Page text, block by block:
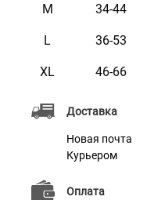
Доставка
Новая почта
Курьером
Оплата
любимца. Коллекция
M 34-44
L 36-53
XL 46-66